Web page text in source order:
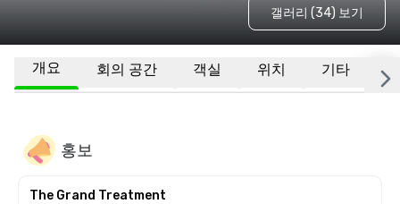
갤러리 (34) 보기
개요 회의 공간 객실 위치 기타
홍보
The Grand Treatment